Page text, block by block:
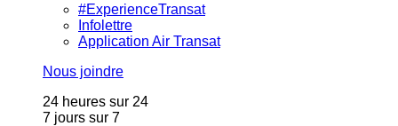
#ExperienceTransat
Infolettre
Application Air Transat
Nous joindre
24 heures sur 24
7 jours sur 7